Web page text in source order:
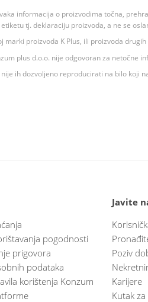
informacija o proizvodima točna,
tj. deklaraciju proizvoda, a ne se
proizvoda K Plus, ili proizvoda
plus d.o.o. nije odgovoran za netočne
ih dozvoljeno reproducirati na bilo koji
pogodnosti
prigovora
podataka
korištenja Konzum
Javite
Poziv
Karijere
Kutak